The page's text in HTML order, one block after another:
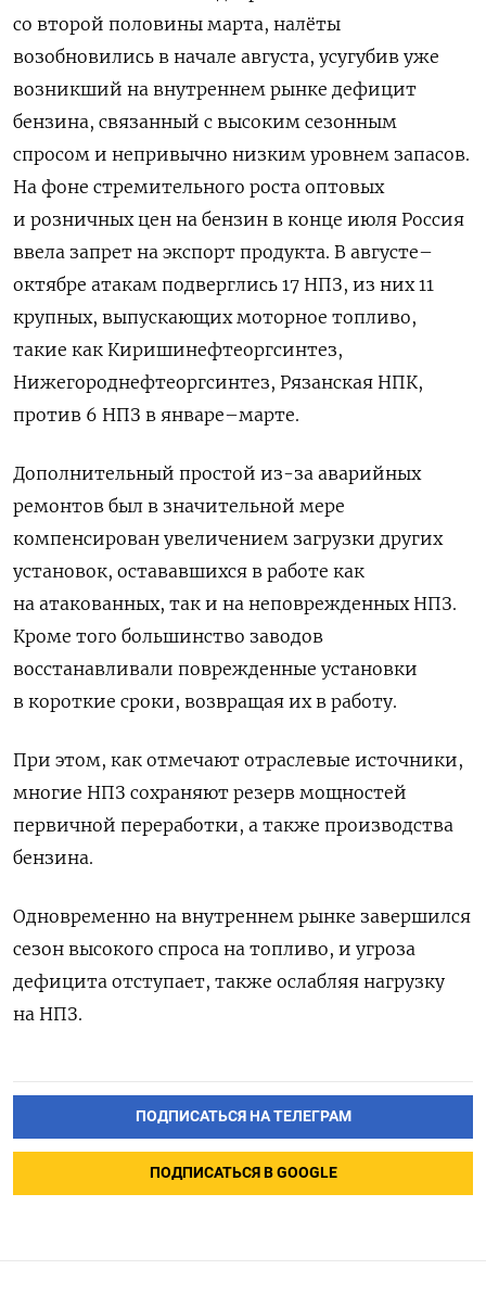
со второй половины марта, налёты
возобновились в начале августа, усугубив уже
возникший на внутреннем рынке дефицит
бензина, связанный с высоким сезонным
спросом и непривычно низким уровнем запасов.
На фоне стремительного роста оптовых
и розничных цен на бензин в конце июля Россия
ввела запрет на экспорт продукта. В августе–
октябре атакам подверглись 17 НПЗ, из них 11
крупных, выпускающих моторное топливо,
такие как Киришинефтеоргсинтез,
Нижегороднефтеоргсинтез, Рязанская НПК,
против 6 НПЗ в январе–марте.
Дополнительный простой из-за аварийных
ремонтов был в значительной мере
компенсирован увеличением загрузки других
установок, остававшихся в работе как
на атакованных, так и на неповрежденных НПЗ.
Кроме того большинство заводов
восстанавливали поврежденные установки
в короткие сроки, возвращая их в работу.
При этом, как отмечают отраслевые источники,
многие НПЗ сохраняют резерв мощностей
первичной переработки, а также производства
бензина.
Одновременно на внутреннем рынке завершился
сезон высокого спроса на топливо, и угроза
дефицита отступает, также ослабляя нагрузку
на НПЗ.
ПОДПИСАТЬСЯ НА ТЕЛЕГРАМ
ПОДПИСАТЬСЯ В GOOGLE